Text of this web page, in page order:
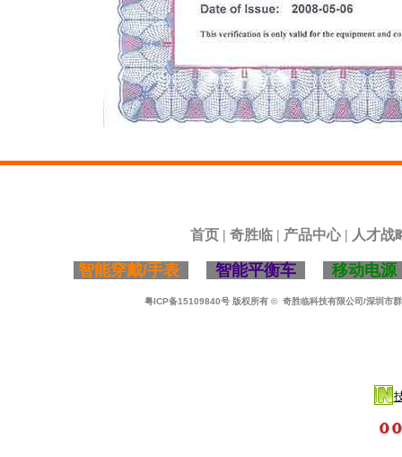
首页| 奇胜临| 产品中心| 人才战
智能穿戴/手表 智能平衡车 移动电
粤ICP备15109840号 版权所有 © 奇胜临科技有限公司/深圳市